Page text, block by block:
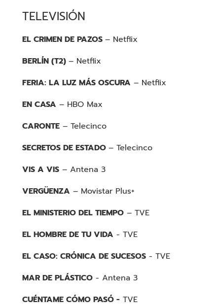
TELEVISIÓN
EL CRIMEN DE PAZOS – Netflix
BERLÍN (T2) – Netflix
FERIA: LA LUZ MÁS OSCURA – Netflix
EN CASA – HBO Max
CARONTE – Telecinco
SECRETOS DE ESTADO – Telecinco
VIS A VIS – Antena 3
VERGÜENZA – Movistar Plus+
EL MINISTERIO DEL TIEMPO – TVE
EL HOMBRE DE TU VIDA - TVE
EL CASO: CRÓNICA DE SUCESOS- TVE
MAR DE PLÁSTICO- Antena 3
CUÉNTAME CÓMO PASÓ- TVE